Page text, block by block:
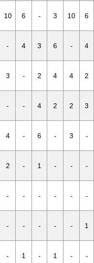
10 6 - 3 10 6
- 4 3 6 - 4
3 - 2 4 4 2
- - 4 2 2 3
4 - 6 - 3 -
2 - 1 - - -
- - - - - -
- - - - - 1
- 1 - 1 - -